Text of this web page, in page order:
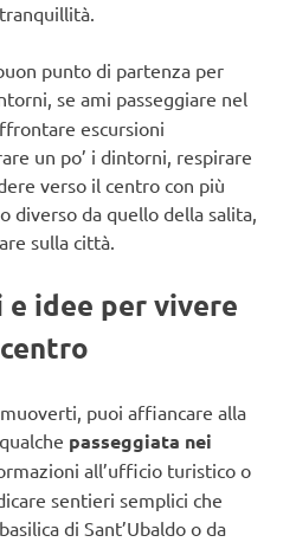
punto di partenza per
se ami passeggiare nel
escursioni
un po’ i dintorni, respirare
verso il centro con più
diverso da quello della salita,
sulla città.
idee per vivere
puoi affiancare alla
qualche passeggiata nei
all’ufficio turistico o
sentieri semplici che
di Sant’Ubaldo o da